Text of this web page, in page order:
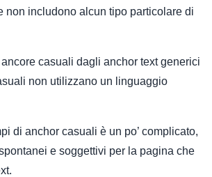
non includono alcun tipo particolare di
casuali dagli anchor text generici
non utilizzano un linguaggio
di anchor casuali è un po’ complicato,
e soggettivi per la pagina che